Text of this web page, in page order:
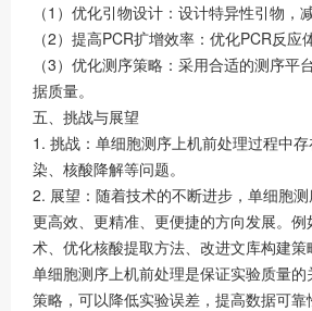
（1）优化引物设计：设计特异性引物，
（2）提高PCR扩增效率：优化PCR反应
（3）优化测序策略：采用合适的测序平
据质量。
五、挑战与展望
1. 挑战：单细胞测序上机前处理过程中
染、核酸降解等问题。
2. 展望：随着技术的不断进步，单细胞
更高效、更精准、更便捷的方向发展。
术、优化核酸提取方法、改进文库构建策
单细胞测序上机前处理是保证实验质量
策略，可以降低实验误差，提高数据可